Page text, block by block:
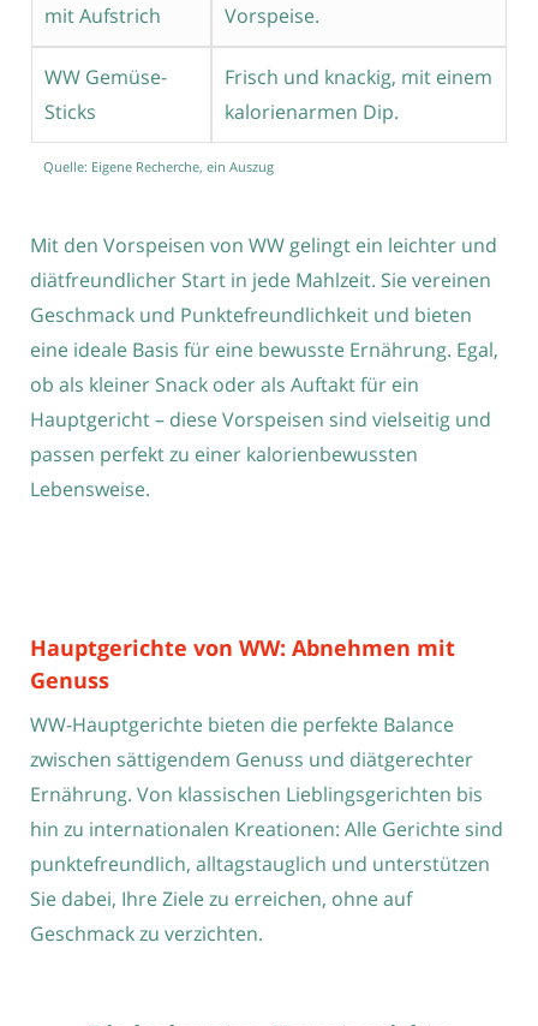
mit Aufstrich
Vorspeise.
WW Gemüse-
Sticks
Frisch und knackig, mit einem
kalorienarmen Dip.
Quelle: Eigene Recherche, ein Auszug
Mit den Vorspeisen von WW gelingt ein leichter und
diätfreundlicher Start in jede Mahlzeit. Sie vereinen
Geschmack und Punktefreundlichkeit und bieten
eine ideale Basis für eine bewusste Ernährung. Egal,
ob als kleiner Snack oder als Auftakt für ein
Hauptgericht – diese Vorspeisen sind vielseitig und
passen perfekt zu einer kalorienbewussten
Lebensweise.
Hauptgerichte von WW: Abnehmen mit
Genuss
WW-Hauptgerichte bieten die perfekte Balance
zwischen sättigendem Genuss und diätgerechter
Ernährung. Von klassischen Lieblingsgerichten bis
hin zu internationalen Kreationen: Alle Gerichte sind
punktefreundlich, alltagstauglich und unterstützen
Sie dabei, Ihre Ziele zu erreichen, ohne auf
Geschmack zu verzichten.